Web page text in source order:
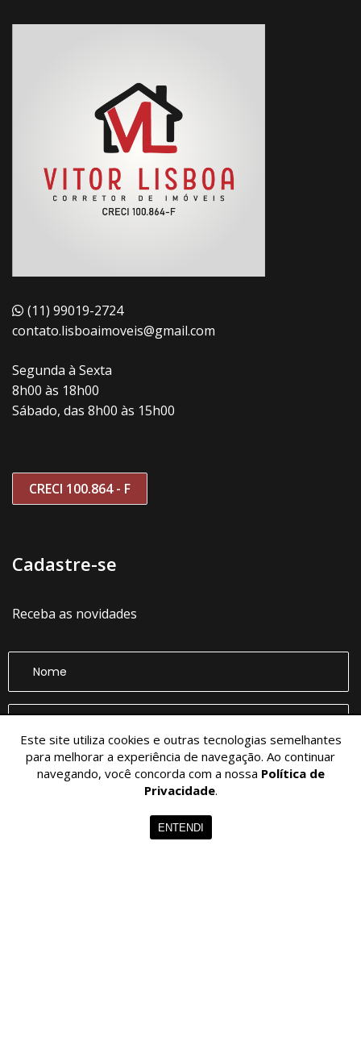
(11) 99019-2724
contato.lisboaimoveis@gmail.com
Segunda à Sexta
8h00 às 18h00
Sábado, das 8h00 às 15h00
CRECI 100.864 - F
Cadastre-se
Receba as novidades
CADASTRAR
Este site utiliza cookies e outras tecnologias semelhantes
para melhorar a experiência de navegação. Ao continuar
navegando, você concorda com a nossa Política de
Privacidade.
ENTENDI